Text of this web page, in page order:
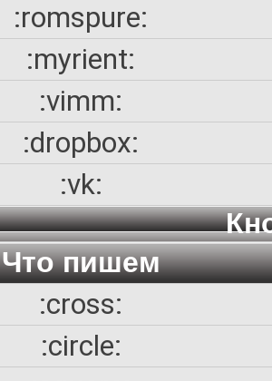
:romspure:
:myrient:
:vimm:
:dropbox:
:vk:
Что пишем
:cross:
:circle: